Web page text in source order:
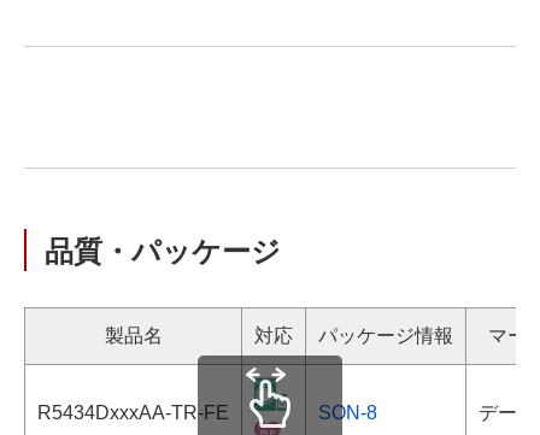
品質・パッケージ
製品名 対応 パッケージ情報 マー
R5434DxxxAA-TR-FE SON-8 デー